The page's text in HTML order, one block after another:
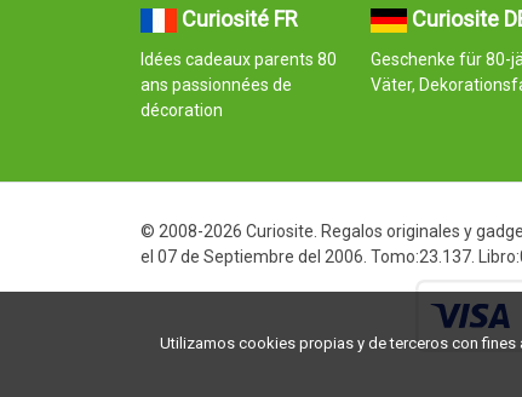
Curiosité FR
Idées cadeaux parents 80
ans passionnées de
décoration
Curiosite
Geschenke für 80-
Väter,
© 2008-2026 Curiosite. Regalos originales y
el 07 de Septiembre del 2006. Tomo:23.137.
Utilizamos cookies propias y de terceros con